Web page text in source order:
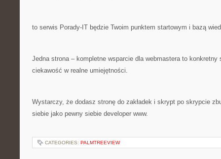
to serwis Porady-IT będzie Twoim punktem startowym i bazą
Jedna strona – kompletne wsparcie dla webmastera to
ciekawość w realne umiejętności.
Wystarczy, że dodasz stronę do zakładek i skrypt po skrypcie
siebie jako pewny siebie developer www.
CATEGORIES: PALMTREEVIEW